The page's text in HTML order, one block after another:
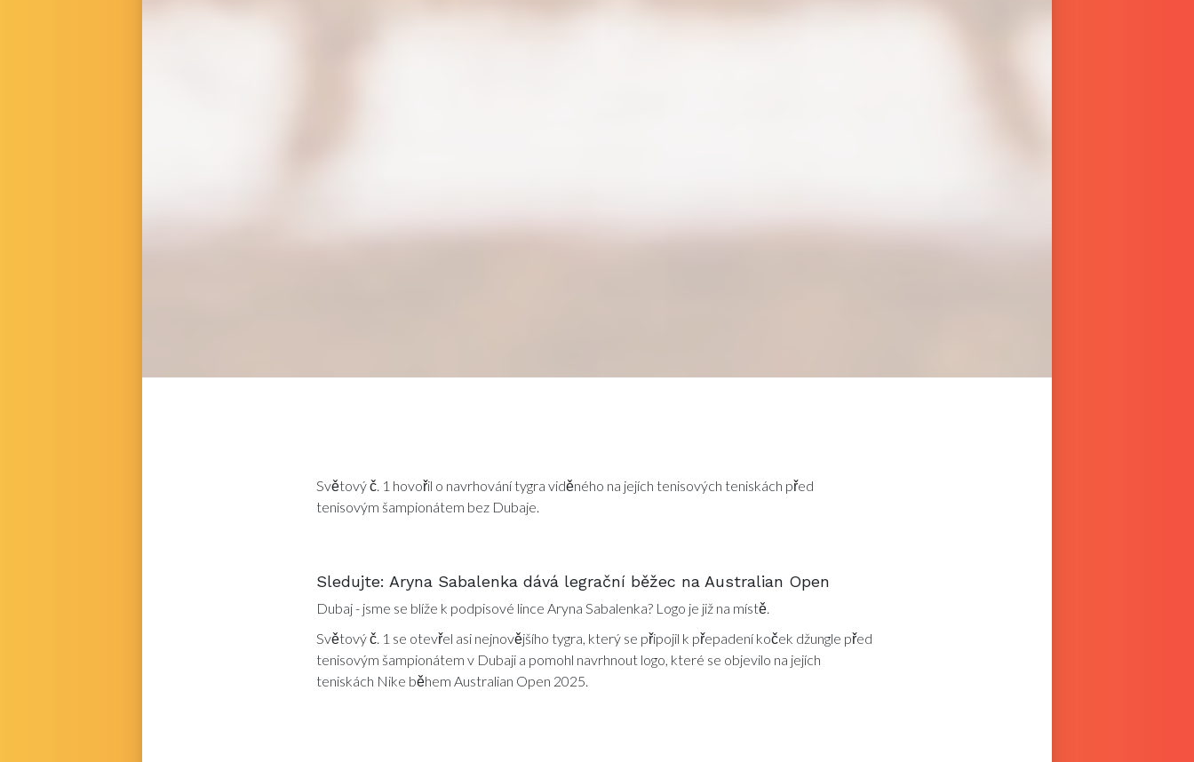
Světový č. 1 hovořil o navrhování tygra viděného na jejích tenisových teniskách před
tenisovým šampionátem bez Dubaje.
Sledujte: Aryna Sabalenka dává legrační běžec na Australian Open
Dubaj - jsme se blíže k podpisové lince Aryna Sabalenka? Logo je již na místě.
Světový č. 1 se otevřel asi nejnovějšího tygra, který se připojil k přepadení koček džungle před
tenisovým šampionátem v Dubaji a pomohl navrhnout logo, které se objevilo na jejích
teniskách Nike během Australian Open 2025.